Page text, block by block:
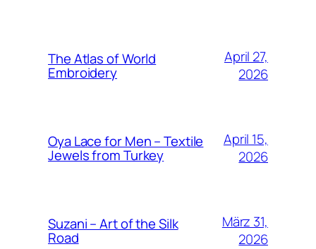
The Atlas of World
Embroidery
April 27,
2026
Oya Lace for Men – Textile
Jewels from Turkey
April 15,
2026
Suzani – Art of the Silk
Road
März 31,
2026